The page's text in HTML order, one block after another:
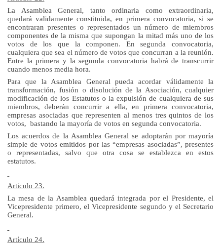
La Asamblea General, tanto ordinaria como extraordinaria,
quedará validamente constituida, en primera convocatoria, si se
encontraran presentes o representadosun número de miembros
componentes de la misma que supongan la mitad más uno de los
votos de los que la componen. En segunda convocatoria,
cualquiera que sea el número de votos que concurran a la reunión.
Entre la primera y la segunda convocatoria habrá de transcurrir
cuando menos media hora.
Para que la Asamblea General pueda acordar válidamente la
transformación, fusión o disolución de la Asociación, cualquier
modificación de los Estatutos o la expulsión de cualquiera de sus
miembros, deberán concurrir a ella, en primera convocatoria,
empresas asociadas que representen al menos tres quintos de los
votos, bastando la mayoría de votos en segunda convocatoria.
Los acuerdos de la Asamblea General se adoptarán por mayoría
simple de votos emitidos por las “empresas asociadas”, presentes
o representadas, salvo que otra cosa se establezca en estos
estatutos.
Articulo 23.
La mesa de la Asamblea quedará integrada por el Presidente, el
Vicepresidente primero, el Vicepresidente segundo y el Secretario
General.
Artículo 24.